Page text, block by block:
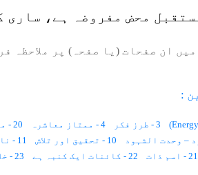
محض مفروضہ ہے، ساری
ان صفحات (یا صفحہ) پر ملاحظہ
:
3 - طرز فکر 4 - ممتاز معاشرہ 20 - مسافر شعور اور راستہ لاشعور ہے
10 - تحقیق اور تلاش 11 - ناقابل تذکرہ شئے
21 - اسم ذات 22 - کائنات ایک کنبہ ہے 23 - خلاء